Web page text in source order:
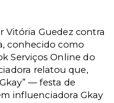
Vitória Guedez contra
conhecido como
Serviços Online do
relatou que,
— festa de
influenciadora Gkay